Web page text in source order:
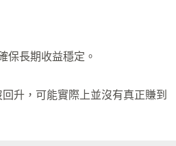
保長期收益穩定。
升，可能實際上並沒有真正賺到